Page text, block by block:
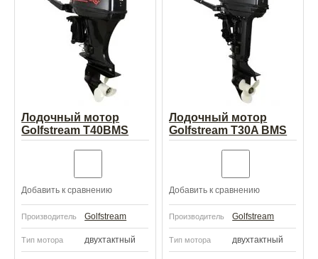
Лодочный мотор
Golfstream T40BMS
Добавить к сравнению
Производитель Golfstream
Тип мотора двухтактный
Лодочный мотор
Golfstream T30A BMS
Добавить к сравнению
Производитель Golfstream
Тип мотора двухтактный